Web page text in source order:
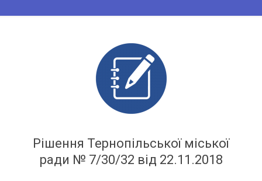
Рішення Тернопільської міської
ради № 7/30/32 від 22.11.2018